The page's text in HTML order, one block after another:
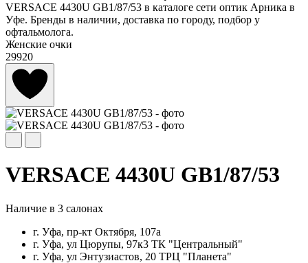
VERSACE 4430U GB1/87/53 в каталоге сети оптик Арника в
Уфе. Бренды в наличии, доставка по городу, подбор у
офтальмолога.
Женские очки
29920
VERSACE 4430U GB1/87/53
Наличие в 3 салонах
г. Уфа, пр-кт Октября, 107а
г. Уфа, ул Цюрупы, 97к3 ТК "Центральный"
г. Уфа, ул Энтузиастов, 20 ТРЦ "Планета"